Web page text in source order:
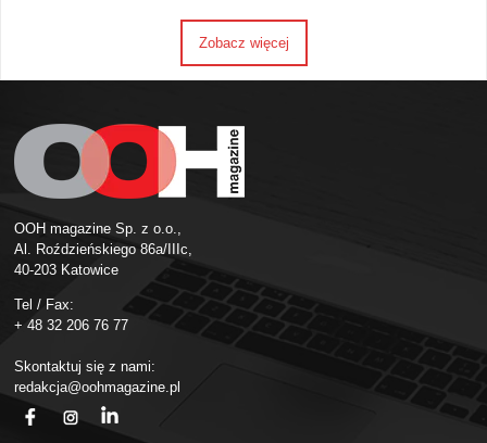
Zobacz więcej
OOH magazine Sp. z o.o.,
Al. Roździeńskiego 86a/IIIc,
40-203 Katowice
Tel / Fax:
+ 48 32 206 76 77
Skontaktuj się z nami:
redakcja@oohmagazine.pl